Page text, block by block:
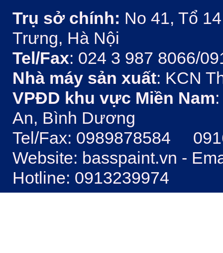
Trụ sở chính: No 41, Tổ
Trưng, Hà Nội
Tel/Fax: 024 3 987 8066/
Nhà máy sản xuất: KCN
VPĐD khu vực Miền Nam
An, Bình Dương
Tel/Fax: 0989878584
Website: basspaint.vn -
Hotline: 0913239974